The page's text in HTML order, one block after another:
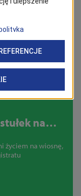
na
życiem na wiosnę,